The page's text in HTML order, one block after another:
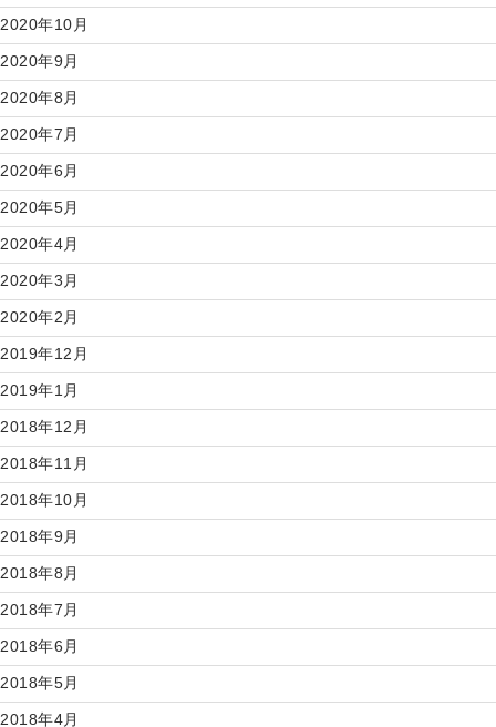
2020年10月
2020年9月
2020年8月
2020年7月
2020年6月
2020年5月
2020年4月
2020年3月
2020年2月
2019年12月
2019年1月
2018年12月
2018年11月
2018年10月
2018年9月
2018年8月
2018年7月
2018年6月
2018年5月
2018年4月